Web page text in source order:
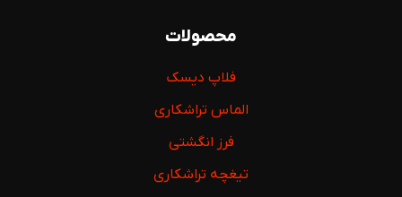
محصولات
فلاپ دیسک
الماس تراشکاری
فرز انگشتی
تیغچه تراشکاری